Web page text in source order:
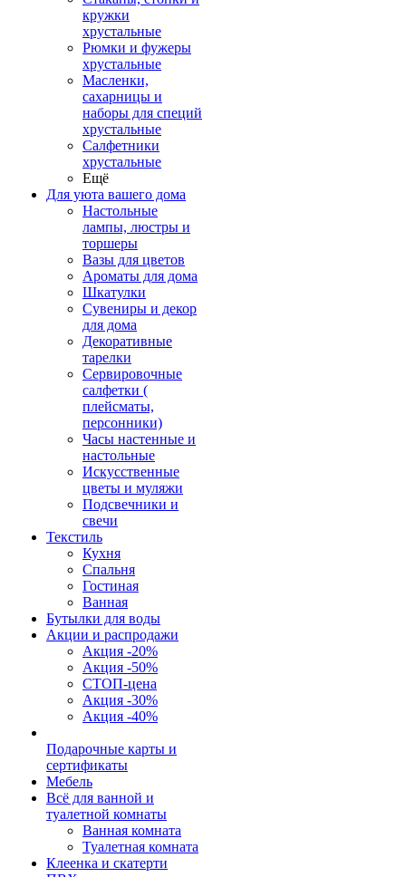
кружки
хрустальные
Рюмки и фужеры
хрустальные
Масленки,
сахарницы и
наборы для специй
хрустальные
Салфетники
хрустальные
Ещё
Для уюта вашего дома
Настольные
лампы, люстры и
торшеры
Вазы для цветов
Ароматы для дома
Шкатулки
Сувениры и декор
для дома
Декоративные
тарелки
Сервировочные
салфетки (
плейсматы,
персонники)
Часы настенные и
настольные
Искусственные
цветы и муляжи
Подсвечники и
свечи
Текстиль
Кухня
Спальня
Гостиная
Ванная
Бутылки для воды
Акции и распродажи
Акция -20%
Акция -50%
СТОП-цена
Акция -30%
Акция -40%
Подарочные карты и
сертификаты
Мебель
Всё для ванной и
туалетной комнаты
Ванная комната
Туалетная комната
Клеенка и скатерти